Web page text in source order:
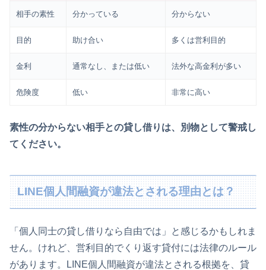
相手の素性 分かっている 分からない
目的 助け合い 多くは営利目的
金利 通常なし、または低い 法外な高金利が多い
危険度 低い 非常に高い
素性の分からない相手との貸し借りは、別物として警戒し
てください。
LINE個人間融資が違法とされる理由とは？
「個人同士の貸し借りなら自由では」と感じるかもしれま
せん。けれど、営利目的でくり返す貸付には法律のルール
があります。LINE個人間融資が違法とされる根拠を、貸